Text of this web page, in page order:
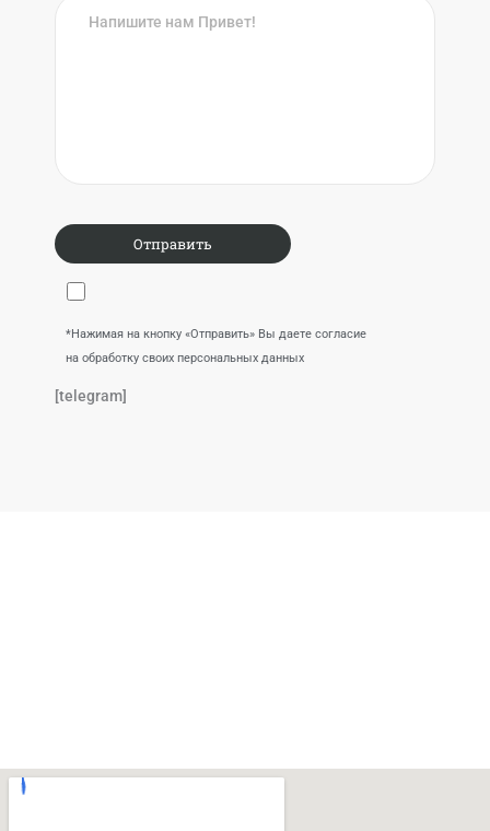
*Нажимая на кнопку «Отправить» Вы даете согласие
на обработку своих персональных данных
[telegram]